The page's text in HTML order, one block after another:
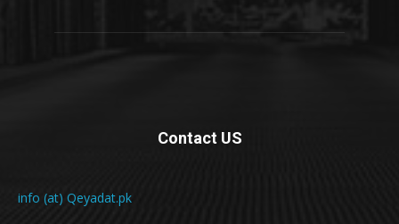
Contact US
info (at) Qeyadat.pk